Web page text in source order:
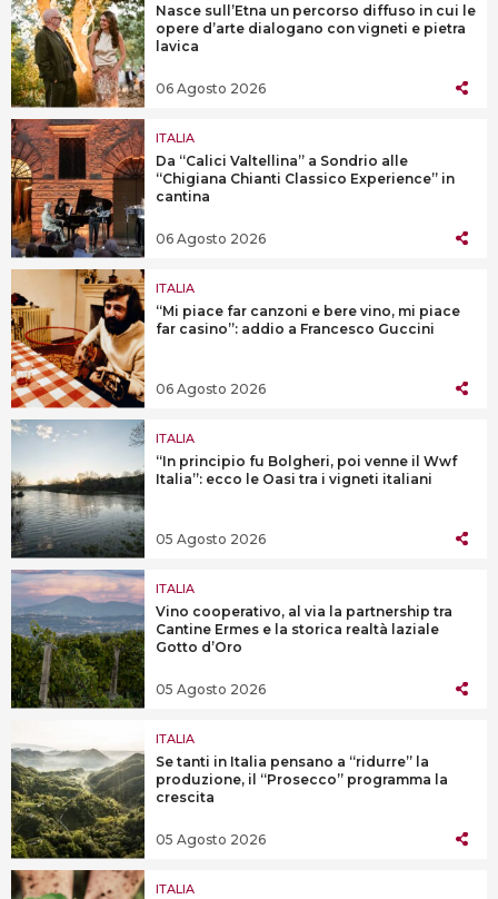
Nasce sull’Etna un percorso diffuso in cui le
opere d’arte dialogano con vigneti e pietra
lavica
06 Agosto 2026
ITALIA
Da “Calici Valtellina” a Sondrio alle
“Chigiana Chianti Classico Experience” in
cantina
06 Agosto 2026
ITALIA
“Mi piace far canzoni e bere vino, mi piace
far casino”: addio a Francesco Guccini
06 Agosto 2026
ITALIA
“In principio fu Bolgheri, poi venne il Wwf
Italia”: ecco le Oasi tra i vigneti italiani
05 Agosto 2026
ITALIA
Vino cooperativo, al via la partnership tra
Cantine Ermes e la storica realtà laziale
Gotto d’Oro
05 Agosto 2026
ITALIA
Se tanti in Italia pensano a “ridurre” la
produzione, il “Prosecco” programma la
crescita
05 Agosto 2026
ITALIA